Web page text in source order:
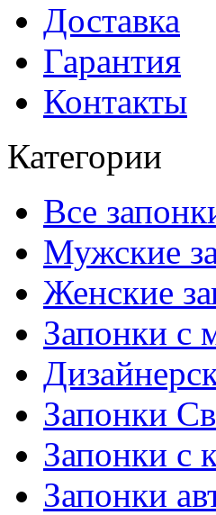
Доставка
Гарантия
Контакты
Категории
Все
Мужские
Женские
Запонки с
Запонки
Запонки с
Запонки